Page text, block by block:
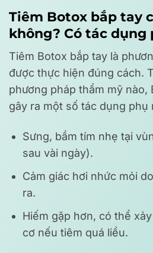
Tiêm Botox bắp tay
không? Có tác dụng
Tiêm Botox bắp tay là
được thực hiện đúng cách.
phương pháp thẩm mỹ nào,
gây ra một số tác dụng phụ
Sưng, bầm tím nhẹ tại
sau vài ngày).
Cảm giác hơi nhức mỏi
ra.
Hiếm gặp hơn, có thể
cơ nếu tiêm quá liều.